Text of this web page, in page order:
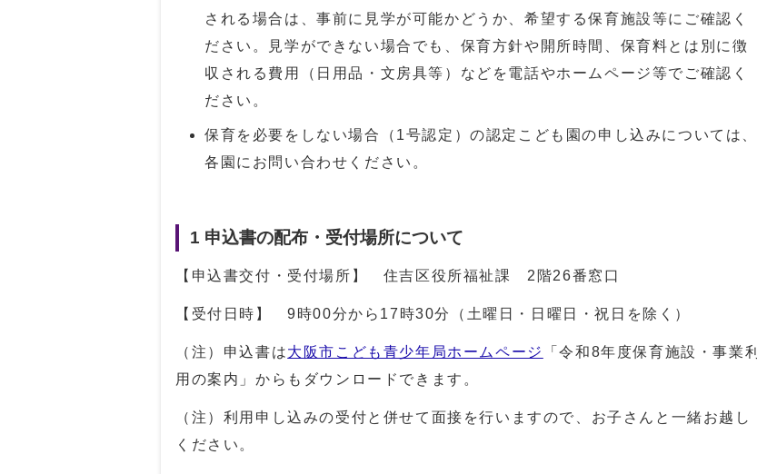
される場合は、事前に見学が可能かどうか、希望する保育施設等にご確認く
ださい。見学ができない場合でも、保育方針や開所時間、保育料とは別に徴
収される費用（日用品・文房具等）などを電話やホームページ等でご確認く
ださい。
保育を必要をしない場合（1号認定）の認定こども園の申し込みについては、
各園にお問い合わせください。
1 申込書の配布・受付場所について
【申込書交付・受付場所】 住吉区役所福祉課 2階26番窓口
【受付日時】 9時00分から17時30分（土曜日・日曜日・祝日を除く）
（注）申込書は大阪市こども青少年局ホームページ
「令和8年度保育施設・事業利
用の案内」からもダウンロードできます。
（注）利用申し込みの受付と併せて面接を行いますので、お子さんと一緒お越し
ください。